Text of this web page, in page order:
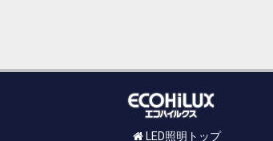
LED照明トップ